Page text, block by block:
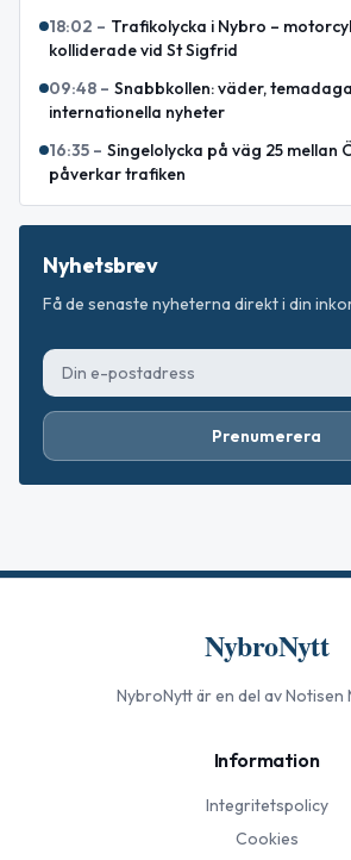
18:02 – Trafikolycka i Nybro –
kolliderade vid St Sigfrid
09:48 – Snabbkollen: väder,
internationella nyheter
16:35 – Singelolycka på väg 25 mellan
påverkar trafiken
Nyhetsbrev
Få de senaste nyheterna direkt i din
Prenumerera
NybroNytt
NybroNyttär en del av Notisen
Information
Integritetspolicy
Cookies